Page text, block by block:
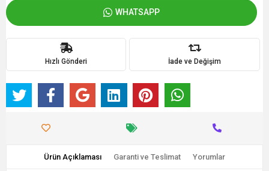
WHATSAPP
Hızlı Gönderi İade ve Değişim
Ürün Açıklaması Garanti ve Teslimat Yorumlar